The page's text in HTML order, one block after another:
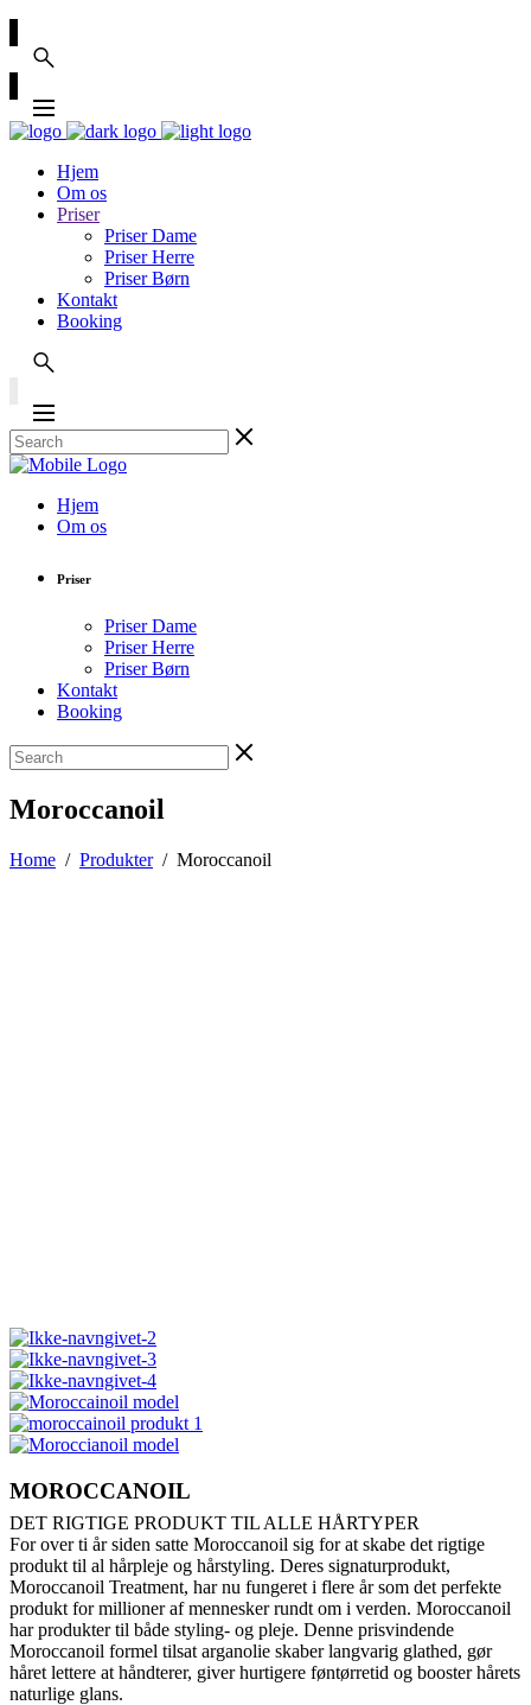
Hjem
Om os
Priser
Priser Dame
Priser Herre
Priser Børn
Kontakt
Booking
Hjem
Om os
Priser
Priser Dame
Priser Herre
Priser Børn
Kontakt
Booking
Moroccanoil
Home / Produkter/ Moroccanoil
MOROCCANOIL
DET RIGTIGE PRODUKT TIL ALLE HÅRTYPER
For over ti år siden satte Moroccanoil sig for at skabe det rigtige
produkt til al hårpleje og hårstyling. Deres signaturprodukt,
Moroccanoil Treatment, har nu fungeret i flere år som det perfekte
produkt for millioner af mennesker rundt om i verden. Moroccanoil
har produkter til både styling- og pleje. Denne prisvindende
Moroccanoil formel tilsat arganolie skaber langvarig glathed, gør
håret lettere at håndterer, giver hurtigere føntørretid og booster hårets
naturlige glans.